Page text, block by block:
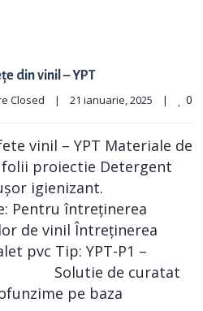
din vinil – YPT
Closed | 21 ianuarie, 2025 | 0
vinil – YPT Materiale de
proiectie Detergent
igienizant.
Pentru întreținerea
de vinil Întreținerea
pvc Tip: YPT-P1 –
Solutie de curatat
pe baza